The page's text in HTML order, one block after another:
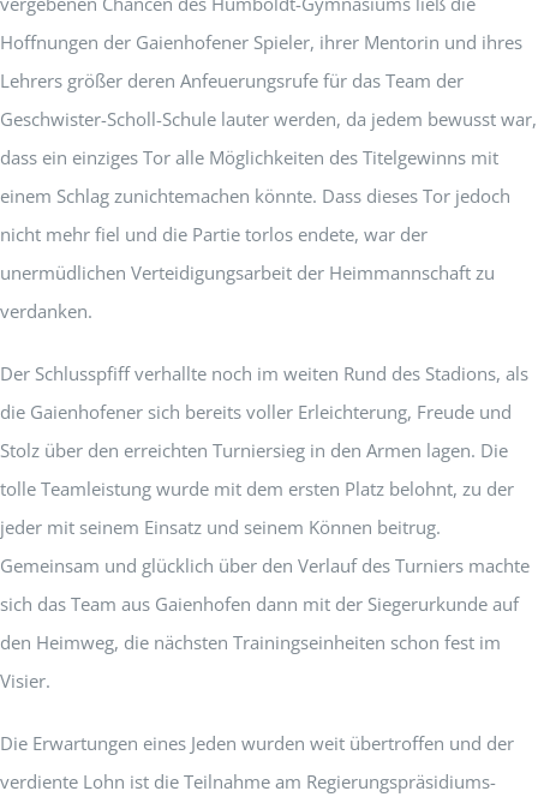
Hoffnungen der Gaienhofener Spieler, ihrer Mentorin und ihres
Lehrers größer deren Anfeuerungsrufe für das Team der
Geschwister-Scholl-Schule lauter werden, da jedem bewusst war,
dass ein einziges Tor alle Möglichkeiten des Titelgewinns mit
einem Schlag zunichtemachen könnte. Dass dieses Tor jedoch
nicht mehr fiel und die Partie torlos endete, war der
unermüdlichen Verteidigungsarbeit der Heimmannschaft zu
verdanken.
Der Schlusspfiff verhallte noch im weiten Rund des Stadions, als
die Gaienhofener sich bereits voller Erleichterung, Freude und
Stolz über den erreichten Turniersieg in den Armen lagen. Die
tolle Teamleistung wurde mit dem ersten Platz belohnt, zu der
jeder mit seinem Einsatz und seinem Können beitrug.
Gemeinsam und glücklich über den Verlauf des Turniers machte
sich das Team aus Gaienhofen dann mit der Siegerurkunde auf
den Heimweg, die nächsten Trainingseinheiten schon fest im
Visier.
Die Erwartungen eines Jeden wurden weit übertroffen und der
verdiente Lohn ist die Teilnahme am Regierungspräsidiums-